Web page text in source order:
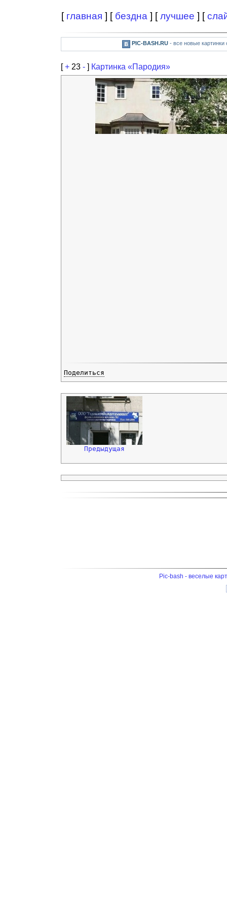
[ главная ] [ бездна ] [лучшее ] [
PIC-BASH.RU- все новые картинки
[+ 23 - ] Картинка «Пародия»
Поделиться
Предыдущая
Pic-bash - веселые